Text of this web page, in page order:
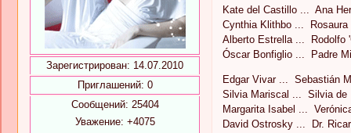
Зарегистрирован: 14.07.2010
Приглашений: 0
Сообщений: 25404
Уважение: +4075
Kate del Castillo ... Ana
Cynthia Klithbo ... Rosaura
Alberto Estrella ... Rodolfo
Óscar Bonfiglio ... Padre
Edgar Vivar ... Sebastián
Silvia Mariscal ... Silvia de
Margarita Isabel ...
David Ostrosky ... Dr.